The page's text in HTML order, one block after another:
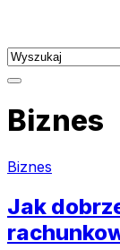
content
Biznes
Biznes
Jak